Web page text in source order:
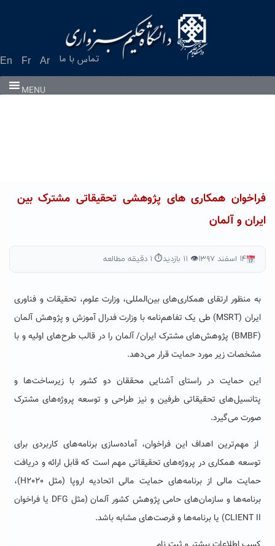
En Fr Ar تماس با ما
MENU
فراخوان همکاری های پژوهشی تحقیقاتی مشترک بین
ایران و آلمان
۱۴ اسفند ۱۳۹۷ 👁 ۱۱ بازدید ⏱ ۱ دقیقه مطالعه
به منظور ارتقای همکاری‌های بین‌المللی، وزارت علوم، تحقیقات و فناوری
ایران (MSRT) طی یک تفاهم‌نامه با وزارت فدرال آموزش و پژوهش آلمان
(‌‌BMBF) پژوهش‌های مشترک ایران/ آلمان را در قالب طرح‌‌های اولیه و با
مشخصات زیر مورد حمایت قرار می‌دهد.
این حمایت در راستای آشنایی محققان دو کشور با زیرساخت‌ها و
پتانسیل‌های تحقیقاتی طرفین و نیز طراحی و توسعه پروژه‌های مشترک
صورت می‌گیرد.
از مهم‌ترین اهداف این فراخوان، آماده‌سازی برنامه‌های کاربردی برای
توسعه همکاری در پروژه‌های تحقیقاتی مهم است که قابل ارائه و دریافت
حمایت مالی از برنامه‌های حمایت مالی اتحادیه اروپا (مثل H2020)،
برنامه‌ها و سازمان‌های حامی پژوهش کشور آلمان (مثل DFG یا فراخوان
CLIENT II) یا برنامه‌ها و فرصت‌های مشابه باشد.